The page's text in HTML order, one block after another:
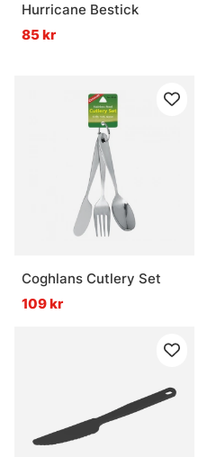
Hurricane Bestick
85 kr
Coghlans Cutlery Set
109 kr